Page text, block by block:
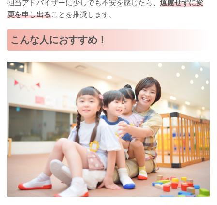
担当アドバイザーに少しでも不安を感じたら、 遠慮せずに変
更を申し出ることを推奨します。
こんな人におすすめ！